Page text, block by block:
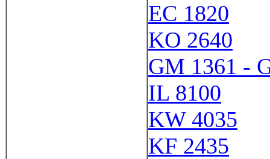
EC 1820
KO 2640
GM 1361 -
IL 8100
KW 4035
KF 2435